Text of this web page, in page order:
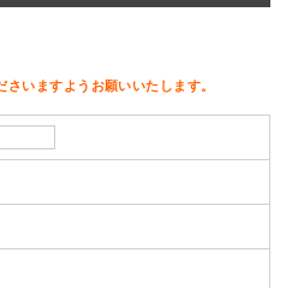
いますようお願いいたします。